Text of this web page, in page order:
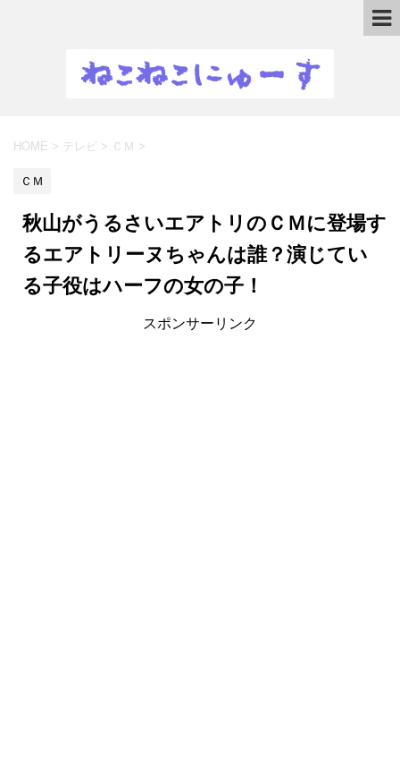
HOME > テレビ > ＣＭ >
ＣＭ
秋山がうるさいエアトリのＣＭに登場す
るエアトリーヌちゃんは誰？演じてい
る子役はハーフの女の子！
スポンサーリンク